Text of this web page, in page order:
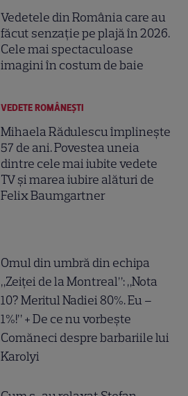
Vedetele din România care au
făcut senzație pe plajă în 2026.
Cele mai spectaculoase
imagini în costum de baie
VEDETE ROMÂNEŞTI
Mihaela Rădulescu împlinește
57 de ani. Povestea uneia
dintre cele mai iubite vedete
TV și marea iubire alături de
Felix Baumgartner
Omul din umbră din echipa
„Zeiței de la Montreal”: „Nota
10? Meritul Nadiei 80%. Eu –
1%!” + De ce nu vorbește
Comăneci despre barbariile lui
Karolyi